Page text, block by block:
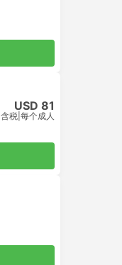
USD 81
含税 每个成人